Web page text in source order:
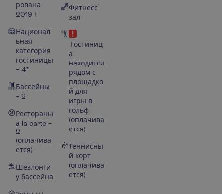
рована
2019 г
Национал
ьная
категория
гостиницы
– 4*
Бассейны
– 2
Рестораны
а la carte –
2
(оплачива
ется)
Шезлонги
у бассейна
Фитнесс
зал
Гостиниц
а
находится
рядом с
площадко
й для
игры в
гольф
(оплачива
ется)
Теннисны
й корт
(оплачива
ется)